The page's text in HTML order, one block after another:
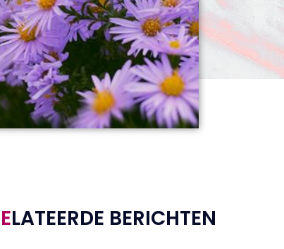
ELATEERDE BERICHTEN